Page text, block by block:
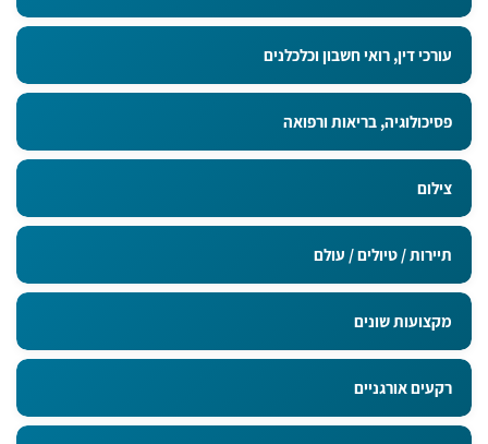
עורכי דין, רואי חשבון וכלכלנים
פסיכולוגיה, בריאות ורפואה
צילום
תיירות / טיולים / עולם
מקצועות שונים
רקעים אורגניים